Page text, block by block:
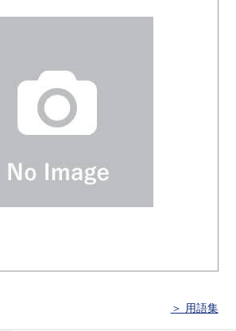
＞ 用語集